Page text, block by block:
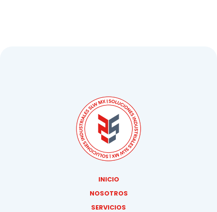
INICIO
NOSOTROS
SERVICIOS